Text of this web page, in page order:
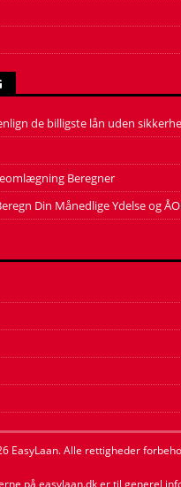
de billigste lån uden
Beregner
Din Månedlige Ydelse og
EasyLaan. Alle rettigheder
på easylaan.dk er til generel